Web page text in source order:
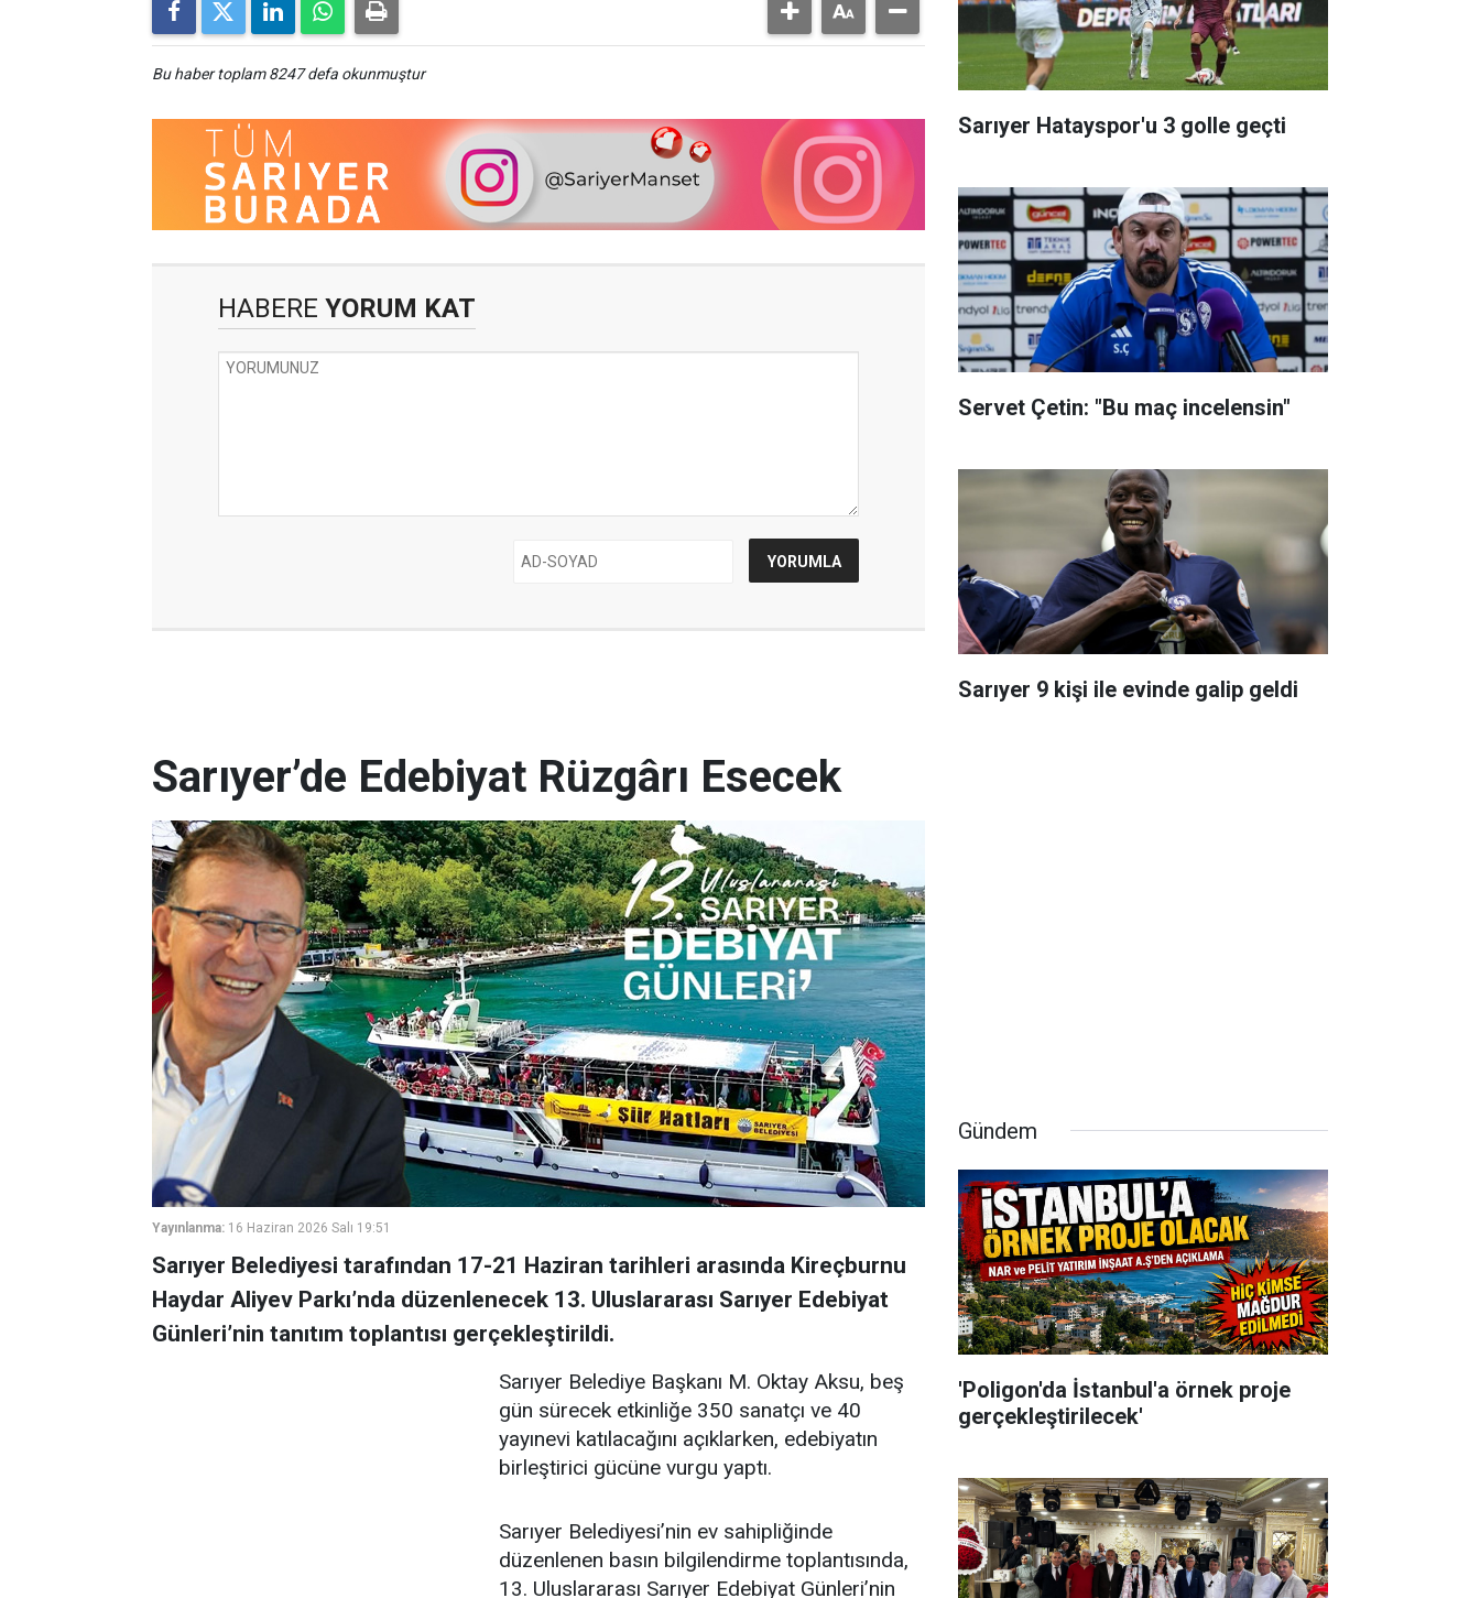
Bu haber toplam 8247 defa okunmuştur
HABERE YORUM KAT
Sarıyer Hatayspor'u 3 golle geçti
Servet Çetin: "Bu maç incelensin"
Sarıyer 9 kişi ile evinde galip geldi
Sarıyer’de Edebiyat Rüzgârı Esecek
Yayınlanma: 16 Haziran 2026 Salı 19:51
Sarıyer Belediyesi tarafından 17-21 Haziran tarihleri arasında Kireçburnu
Haydar Aliyev Parkı’nda düzenlenecek 13. Uluslararası Sarıyer Edebiyat
Günleri’nin tanıtım toplantısı gerçekleştirildi.
Sarıyer Belediye Başkanı M. Oktay Aksu, beş
gün sürecek etkinliğe 350 sanatçı ve 40
yayınevi katılacağını açıklarken, edebiyatın
birleştirici gücüne vurgu yaptı.
Sarıyer Belediyesi’nin ev sahipliğinde
düzenlenen basın bilgilendirme toplantısında,
13. Uluslararası Sarıyer Edebiyat Günleri’nin
Gündem
'Poligon'da İstanbul'a örnek proje
gerçekleştirilecek'